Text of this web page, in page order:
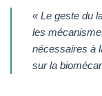
« Le geste du
les
nécessaires à
sur la